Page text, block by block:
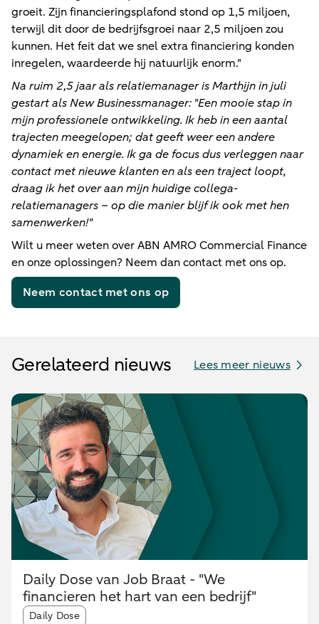
groeit. Zijn financieringsplafond stond op 1,5 miljoen,
terwijl dit door de bedrijfsgroei naar 2,5 miljoen zou
kunnen. Het feit dat we snel extra financiering konden
inregelen, waardeerde hij natuurlijk enorm."
Na ruim 2,5 jaar als relatiemanager is Marthijn in juli
gestart als New Businessmanager: "Een mooie stap in
mijn professionele ontwikkeling. Ik heb in een aantal
trajecten meegelopen; dat geeft weer een andere
dynamiek en energie. Ik ga de focus dus verleggen naar
contact met nieuwe klanten en als een traject loopt,
draag ik het over aan mijn huidige collega-
relatiemanagers – op die manier blijf ik ook met hen
samenwerken!"
Wilt u meer weten over ABN AMRO Commercial Finance
en onze oplossingen? Neem dan contact met ons op.
Neem contact met ons op
Gerelateerd nieuws Lees meer nieuws
Daily Dose van Job Braat - "We
financieren het hart van een bedrijf"
Article tags:
Daily Dose